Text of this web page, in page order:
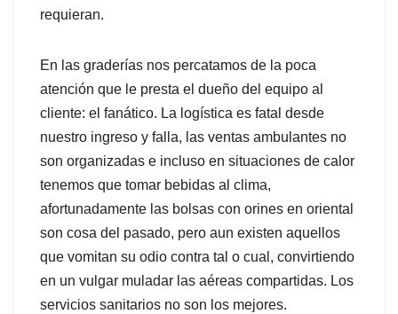
requieran.
En las graderías nos percatamos de la poca
atención que le presta el dueño del equipo al
cliente: el fanático. La logística es fatal desde
nuestro ingreso y falla, las ventas ambulantes no
son organizadas e incluso en situaciones de calor
tenemos que tomar bebidas al clima,
afortunadamente las bolsas con orines en oriental
son cosa del pasado, pero aun existen aquellos
que vomitan su odio contra tal o cual, convirtiendo
en un vulgar muladar las aéreas compartidas. Los
servicios sanitarios no son los mejores.